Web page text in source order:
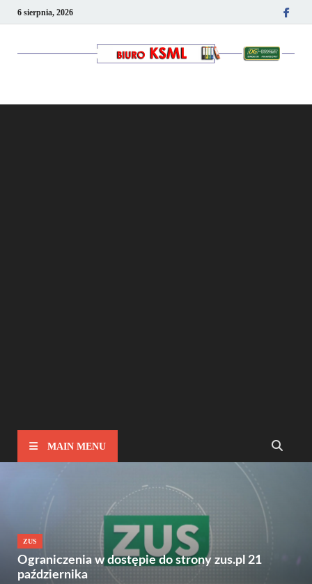
6 sierpnia, 2026
MAIN MENU
ZUS
Ograniczenia w dostępie do strony zus.pl 21
października